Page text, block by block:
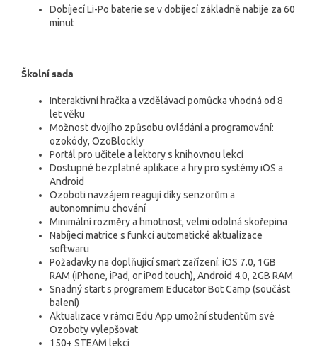
Dobíjecí Li-Po baterie se v dobíjecí základně nabije za 60
minut
Školní sada
Interaktivní hračka a vzdělávací pomůcka vhodná od 8
let věku
Možnost dvojího způsobu ovládání a programování:
ozokódy, OzoBlockly
Portál pro učitele a lektory s knihovnou lekcí
Dostupné bezplatné aplikace a hry pro systémy iOS a
Android
Ozoboti navzájem reagují díky senzorům a
autonomnímu chování
Minimální rozměry a hmotnost, velmi odolná skořepina
Nabíjecí matrice s funkcí automatické aktualizace
softwaru
Požadavky na doplňující smart zařízení: iOS 7.0, 1GB
RAM (iPhone, iPad, or iPod touch), Android 4.0, 2GB RAM
Snadný start s programem Educator Bot Camp (součást
balení)
Aktualizace v rámci Edu App umožní studentům své
Ozoboty vylepšovat
150+ STEAM lekcí